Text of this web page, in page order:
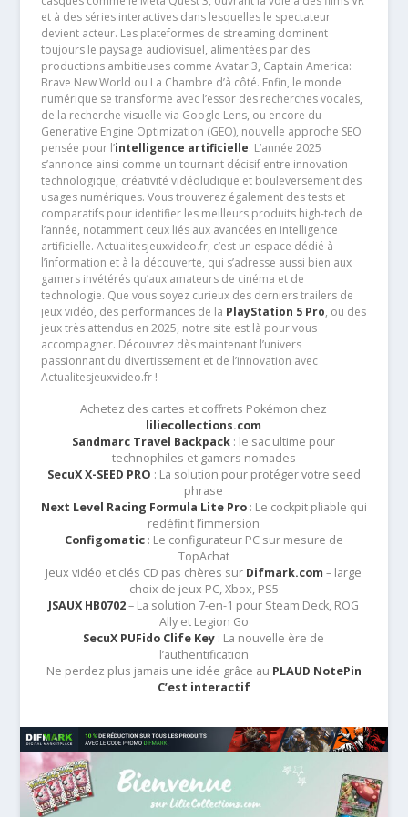
et à des séries interactives dans lesquelles le spectateur
devient acteur. Les plateformes de streaming dominent
toujours le paysage audiovisuel, alimentées par des
productions ambitieuses comme Avatar 3, Captain America:
Brave New World ou La Chambre d’à côté. Enfin, le monde
numérique se transforme avec l’essor des recherches vocales,
de la recherche visuelle via Google Lens, ou encore du
Generative Engine Optimization (GEO), nouvelle approche SEO
pensée pour l’intelligence artificielle. L’année 2025
s’annonce ainsi comme un tournant décisif entre innovation
technologique, créativité vidéoludique et bouleversement des
usages numériques. Vous trouverez également des tests et
comparatifs pour identifier les meilleurs produits high-tech de
l’année, notamment ceux liés aux avancées en intelligence
artificielle. Actualitesjeuxvideo.fr, c’est un espace dédié à
l’information et à la découverte, qui s’adresse aussi bien aux
gamers invétérés qu’aux amateurs de cinéma et de
technologie. Que vous soyez curieux des derniers trailers de
jeux vidéo, des performances de la PlayStation 5 Pro, ou des
jeux très attendus en 2025, notre site est là pour vous
accompagner. Découvrez dès maintenant l’univers
passionnant du divertissement et de l’innovation avec
Actualitesjeuxvideo.fr !
Achetez des cartes et coffrets Pokémon chez
liliecollections.com
Sandmarc Travel Backpack : le sac ultime pour
technophiles et gamers nomades
SecuX X-SEED PRO : La solution pour protéger votre seed
phrase
Next Level Racing Formula Lite Pro: Le cockpit pliable qui
redéfinit l’immersion
Configomatic: Le configurateur PC sur mesure de
TopAchat
Jeux vidéo et clés CD pas chères sur Difmark.com – large
choix de jeux PC, Xbox, PS5
JSAUX HB0702– La solution 7-en-1 pour Steam Deck, ROG
Ally et Legion Go
SecuX PUFido Clife Key : La nouvelle ère de
l’authentification
Ne perdez plus jamais une idée grâce au PLAUD NotePin
C’est interactif